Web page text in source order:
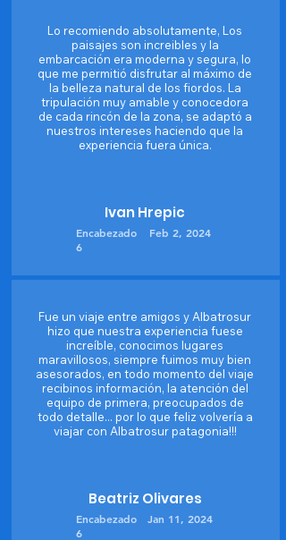
Lo recomiendo absolutamente, Los
paisajes son increibles y la
embarcación era moderna y segura, lo
que me permitió disfrutar al máximo de
la belleza natural de los fiordos. La
tripulación muy amable y conocedora
de cada rincón de la zona, se adaptó a
nuestros intereses haciendo que la
experiencia fuera única.
Ivan Hrepic
Encabezado
6
Feb 2, 2024
Fue un viaje entre amigos y Albatrosur
hizo que nuestra experiencia fuese
increíble, conocimos lugares
maravillosos, siempre fuimos muy bien
asesorados, en todo momento del viaje
recibinos información, la atención del
equipo de primera, preocupados de
todo detalle... por lo que feliz volvería a
viajar con Albatrosur patagonia!!!
Beatriz Olivares
Encabezado
6
Jan 11, 2024